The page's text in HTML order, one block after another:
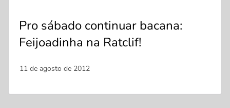
Pro sábado continuar bacana:
Feijoadinha na Ratclif!